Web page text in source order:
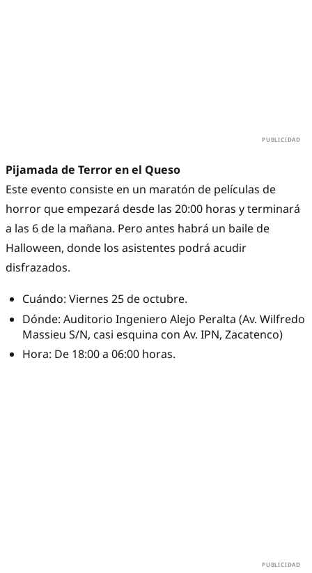
Pijamada de Terror en el Queso
Este evento consiste en un maratón de películas de
horror que empezará desde las 20:00 horas y terminará
a las 6 de la mañana. Pero antes habrá un baile de
Halloween, donde los asistentes podrá acudir
disfrazados.
Cuándo: Viernes 25 de octubre.
Dónde: Auditorio Ingeniero Alejo Peralta (Av. Wilfredo
Massieu S/N, casi esquina con Av. IPN, Zacatenco)
Hora: De 18:00 a 06:00 horas.